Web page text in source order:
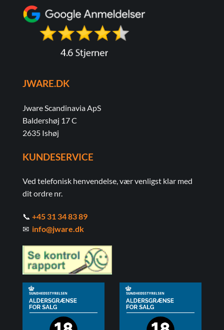
JWARE.DK
Jware Scandinavia ApS
Baldershøj 17 C
2635 Ishøj
KUNDESERVICE
Ved telefonisk henvendelse, vær venligst klar med
dit ordre nr.
📞 +45 31 34 83 89
✉ info@jware.dk